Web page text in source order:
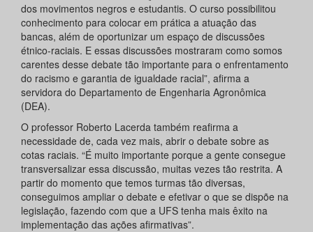
dos movimentos negros e estudantis. O curso possibilitou
conhecimento para colocar em prática a atuação das
bancas, além de oportunizar um espaço de discussões
étnico-raciais. E essas discussões mostraram como somos
carentes desse debate tão importante para o enfrentamento
do racismo e garantia de igualdade racial”, afirma a
servidora do Departamento de Engenharia Agronômica
(DEA).
O professor Roberto Lacerda também reafirma a
necessidade de, cada vez mais, abrir o debate sobre as
cotas raciais. “É muito importante porque a gente consegue
transversalizar essa discussão, muitas vezes tão restrita. A
partir do momento que temos turmas tão diversas,
conseguimos ampliar o debate e efetivar o que se dispõe na
legislação, fazendo com que a UFS tenha mais êxito na
implementação das ações afirmativas”.